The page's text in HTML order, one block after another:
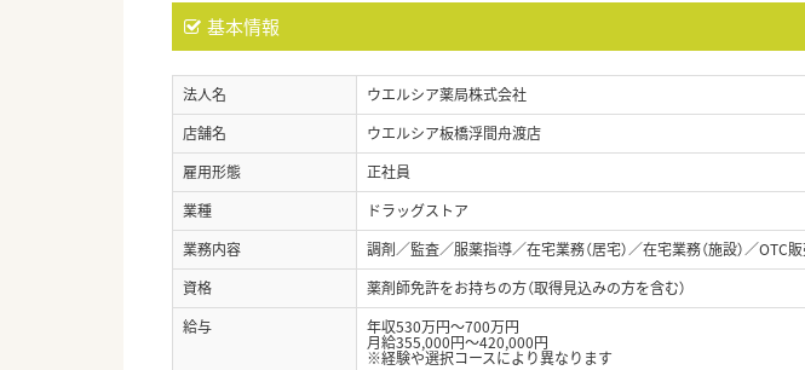
基本情報
法人名
ウエルシア薬局株式会社
店舗名
ウエルシア板橋浮間舟渡店
雇用形態
正社員
業種
ドラッグストア
業務内容
調剤／監査／服薬指導／在宅業務（居宅）／在宅業務（施設）／OTC
資格
薬剤師免許をお持ちの方（取得見込みの方を含む）
給与
年収530万円～700万円
月給355,000円～420,000円
※経験や選択コースにより異なります